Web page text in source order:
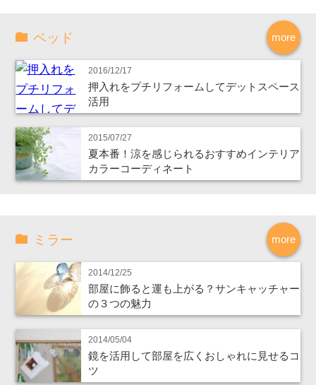
more
ベッド
2016/12/17
押入れをプチリフォームしてデットスペース
活用
2015/07/27
夏本番！涼を感じられるおすすめインテリア
カラーコーディネート
more
ミラー
2014/12/25
部屋に飾ると運も上がる？サンキャッチャー
の３つの魅力
2014/05/04
鏡を活用して部屋を広くおしゃれに見せるコ
ツ